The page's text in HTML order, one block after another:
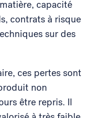
capacité
contrats à risque
sur des
ces pertes sont
non
être repris. Il